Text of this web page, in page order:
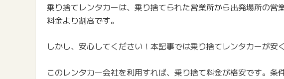
乗り捨てレンタカーは、乗り捨てられた営業所から出発場所の営
料金より割高です。
しかし、安心してください！本記事では乗り捨てレンタカーが安
このレンタカー会社を利用すれば、乗り捨て料金が格安です。条